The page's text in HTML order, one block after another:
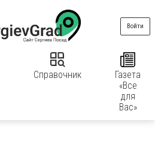
Справочник
Газета
«Все
для
Вас»
Войти